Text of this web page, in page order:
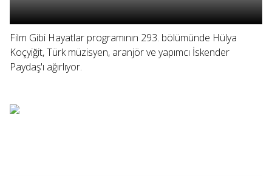
Film Gibi Hayatlar programının 293. bölümünde Hülya
Koçyiğit, Türk müzisyen, aranjör ve yapımcı İskender
Paydaş'ı ağırlıyor.